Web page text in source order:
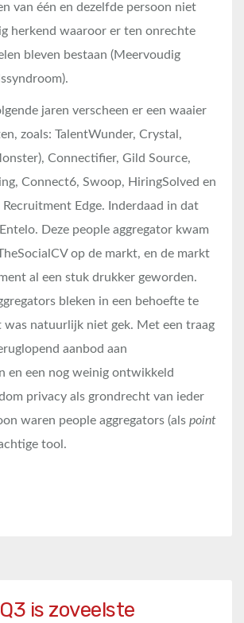
van één en dezelfde persoon niet
herkend waaroor er ten onrechte
bleven bestaan (Meervoudig
jaren verscheen er een waaier
zoals: TalentWunder, Crystal,
Connectifier, Gild Source,
Connect6, Swoop, HiringSolved en
Recruitment Edge. Inderdaad in dat
Deze people aggregator kwam
op de markt, en de markt
al een stuk drukker geworden.
bleken in een behoefte te
was natuurlijk niet gek. Met een traag
aanbod aan
en een nog weinig ontwikkeld
privacy als grondrecht van ieder
waren people aggregators (als point
tool.
is zoveelste